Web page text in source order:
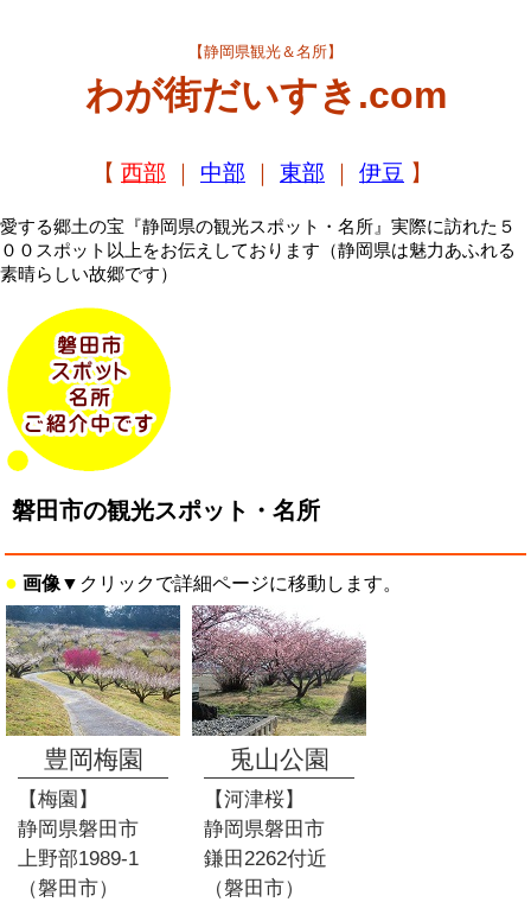
【静岡県観光＆名所】
わが街だいすき.com
【 西部 中部 東部 伊豆 】
愛する郷土の宝『静岡県の観光スポット・名所』実際に訪れた５
００スポット以上をお伝えしております（静岡県は魅力あふれる
素晴らしい故郷です）
磐田市の観光スポット・名所
● 画像 ▼ クリックで詳細ページに移動します。
豊岡梅園
【梅園】
静岡県磐田市
上野部1989-1
（磐田市）
兎山公園
【河津桜】
静岡県磐田市
鎌田2262付近
（磐田市）